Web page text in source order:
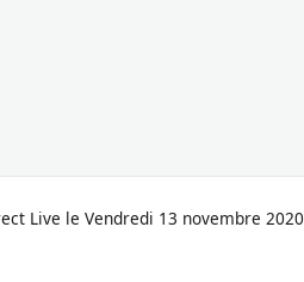
Live le Vendredi 13 novembre 2020